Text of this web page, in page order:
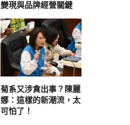
變現與品牌經營關鍵
菊系又涉貪出事？陳麗
娜：這樣的新潮流，太
可怕了！